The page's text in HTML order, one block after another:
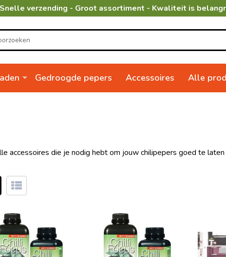
Snelle verzending - Groot assortiment - Kwaliteit is
Gedroogde pepers Accessoires Alle
accessoires die je nodig hebt om jouw chilipepers goed te laten